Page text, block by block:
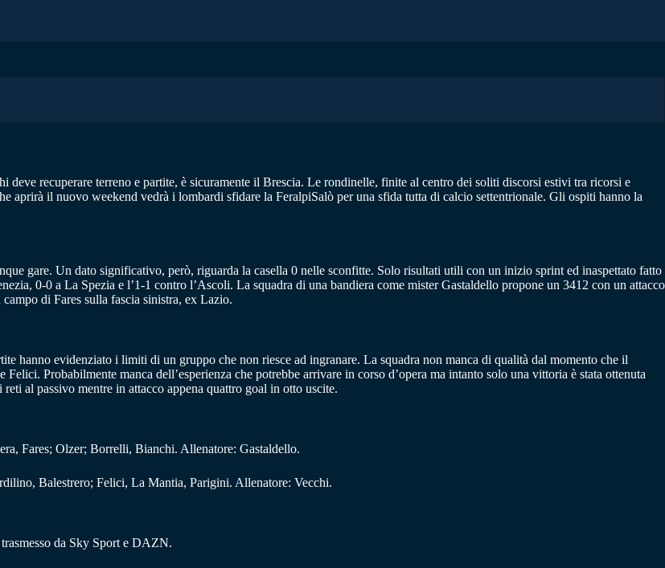
recuperare terreno e partite, è sicuramente il Brescia. Le rondinelle, finite al centro dei soliti discorsi estivi tra ricorsi e
aprirà il nuovo weekend vedrà i lombardi sfidare la FeralpiSalò per una sfida tutta di calcio settentrionale. Gli ospiti hanno la
gare. Un dato significativo, però, riguarda la casella 0 nelle sconfitte. Solo risultati utili con un inizio sprint ed inaspettato fatto
0-0 a La Spezia e l’1-1 contro l’Ascoli. La squadra di una bandiera come mister Gastaldello propone un 3412 con un attacco
di Fares sulla fascia sinistra, ex Lazio.
hanno evidenziato i limiti di un gruppo che non riesce ad ingranare. La squadra non manca di qualità dal momento che il
Probabilmente manca dell’esperienza che potrebbe arrivare in corso d’opera ma intanto solo una vittoria è stata ottenuta
al passivo mentre in attacco appena quattro goal in otto uscite.
Fares; Olzer; Borrelli, Bianchi. Allenatore: Gastaldello.
Balestrero; Felici, La Mantia, Parigini. Allenatore: Vecchi.
da Sky Sport e DAZN.